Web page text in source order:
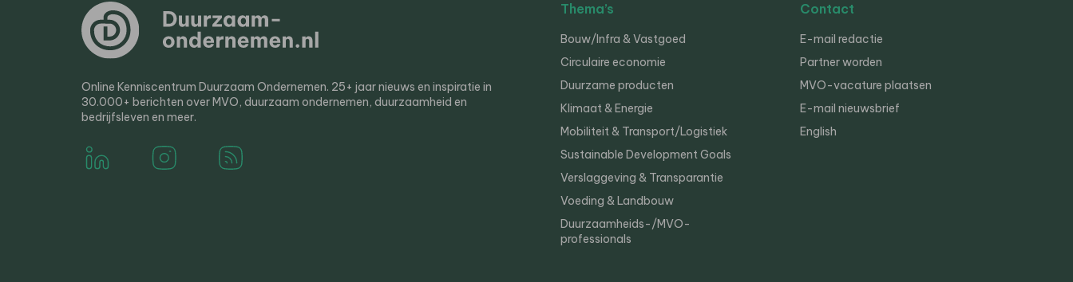
Online Kenniscentrum Duurzaam Ondernemen. 25+ jaar nieuws en inspiratie in
30.000+ berichten over MVO, duurzaam ondernemen, duurzaamheid en
bedrijfsleven en meer.
Thema’s
Bouw/Infra & Vastgoed
Circulaire economie
Duurzame producten
Klimaat & Energie
Mobiliteit & Transport/Logistiek
Sustainable Development Goals
Verslaggeving & Transparantie
Voeding & Landbouw
Duurzaamheids-/MVO-
professionals
Contact
E-mail redactie
Partner worden
MVO-vacature plaatsen
E-mail nieuwsbrief
English